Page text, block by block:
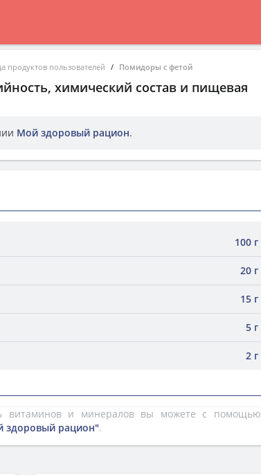
продуктов пользователей Помидоры с фетой
химический состав и пищевая
Мой здоровый рацион.
100 г
20 г
15 г
5 г
2 г
витаминов и минералов вы можете с помощью
здоровый рацион".